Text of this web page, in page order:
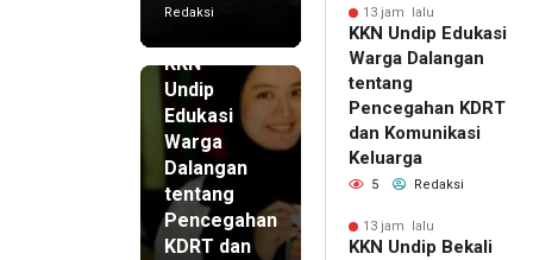
Redaksi
KKN
Undip
Edukasi
Warga
Dalangan
tentang
Pencegahan
KDRT dan
13 jam lalu
KKN Undip Edukasi
Warga Dalangan
tentang
Pencegahan KDRT
dan Komunikasi
Keluarga
5 Redaksi
13 jam lalu
KKN Undip Bekali